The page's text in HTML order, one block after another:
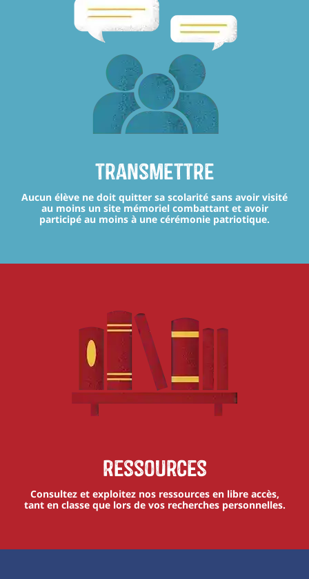
transmettre
Aucun élève ne doit quitter sa scolarité sans avoir visité
au moins un site mémoriel combattant et avoir
participé au moins à une cérémonie patriotique.
Ressources
Consultez et exploitez nos ressources en libre accès,
tant en classe que lors de vos recherches personnelles.